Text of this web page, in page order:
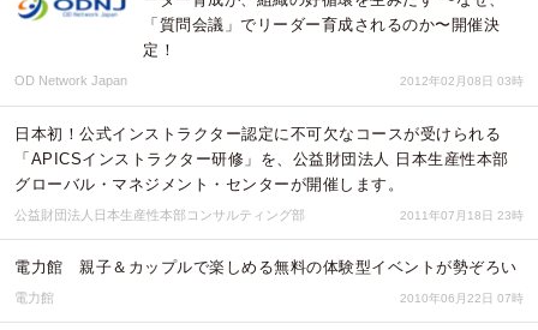
「質問会議」でリーダー育成されるのか〜開催決
定！
OD Network Japan 2012年02月08日 03時
日本初！公式インストラクター認定に不可欠なコースが受けられる
「APICSインストラクター研修」を、公益財団法人 日本生産性本部
グローバル・マネジメント・センターが開催します。
公益財団法人日本生産性本部コンサルティング部 2011年07月18日 23時
電力館 親子＆カップルで楽しめる無料の体験型イベントが勢ぞろい
電力館 2010年06月22日 07時